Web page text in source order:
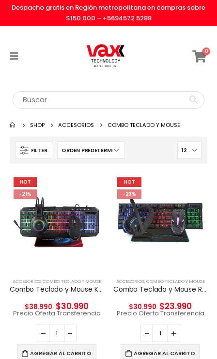
Despacho gratis en Región metropolitana en compras sobre
$150.000 – +5694572 5288
0
SHOP ACCESORIOS COMBO TECLADO Y MOUSE
FILTER
HOT
-21%
ACCESORIOS,COMBO TECLADO Y MOUSE
Combo Teclado y Mouse Kit gamer 4 en 1 Taranis Pro
$38.990 $30.990
Precio Oferta Transferencia
AGREGAR AL CARRITO
HOT
-23%
ACCESORIOS,COMBO TECLADO Y MOUSE
Combo Teclado y Mouse RGB 3DFX KIT GAMER 4en1
$30.990 $23.990
Precio Oferta Transferencia
AGREGAR AL CARRITO